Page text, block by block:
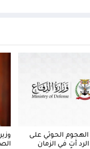
الحوثي على
آتٍ في الزمان